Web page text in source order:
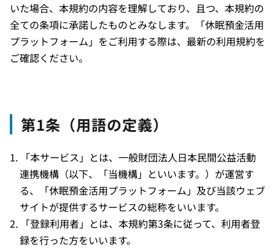
いた場合、本規約の内容を理解しており、且つ、本規約の
全ての条項に承諾したものとみなします。「休眠預金活用
プラットフォーム」をご利用する際は、最新の利用規約を
ご確認ください。
第1条（用語の定義）
「本サービス」とは、一般財団法人日本民間公益活動
連携機構（以下、「当機構」といいます。）が運営す
る、「休眠預金活用プラットフォーム」及び当該ウェブ
サイトが提供するサービスの総称をいいます。
「登録利用者」とは、本規約第3条に従って、利用者登
録を行った方をいいます。